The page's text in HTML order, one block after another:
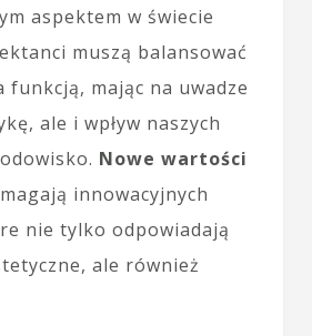
aspektem w świecie
muszą balansować
funkcją, mając na uwadze
ale i wpływ naszych
Nowe wartości
innowacyjnych
nie tylko odpowiadają
ale również